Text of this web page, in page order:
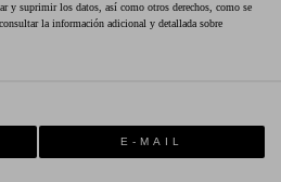
y suprimir los datos, así como otros derechos, como se
la información adicional y detallada sobre
E-MAIL